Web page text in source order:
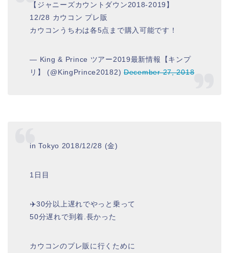
【ジャニーズカウントダウン2018‐2019】
12/28 カウコン プレ販
カウコンうちわは各5点まで購入可能です！
— King & Prince ツアー2019最新情報【キンプ
リ】 (@KingPrince20182)December 27, 2018
in Tokyo 2018/12/28 (金)
1日目
✈️30分以上遅れでやっと乗って
50分遅れで到着.長かった
カウコンのプレ販に行くために